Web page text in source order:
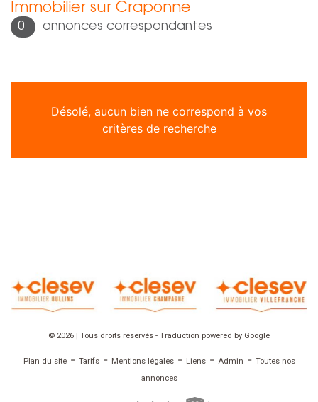
Immobilier sur Craponne
0 annonces correspondantes
Désolé, aucun bien ne correspond à vos
critères de recherche
© 2026 | Tous droits réservés - Traduction powered by Google
Plan du site- Tarifs- Mentions légales- Liens- Admin - Toutes nos
annonces